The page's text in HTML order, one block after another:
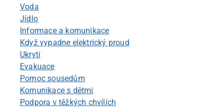
Voda
Jídlo
Informace a komunikace
Když vypadne elektrický proud
Ukrytí
Evakuace
Pomoc sousedům
Komunikace s dětmi
Podpora v těžkých chvílích